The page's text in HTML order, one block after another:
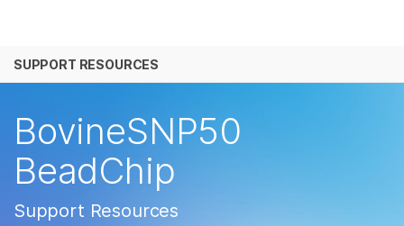
解决方案
公司
SUPPORT RESOURCES
BovineSNP50
BeadChip
Support Resources
查看更多相关内容。选择您感兴趣的领域:
微生物学
复杂疾病